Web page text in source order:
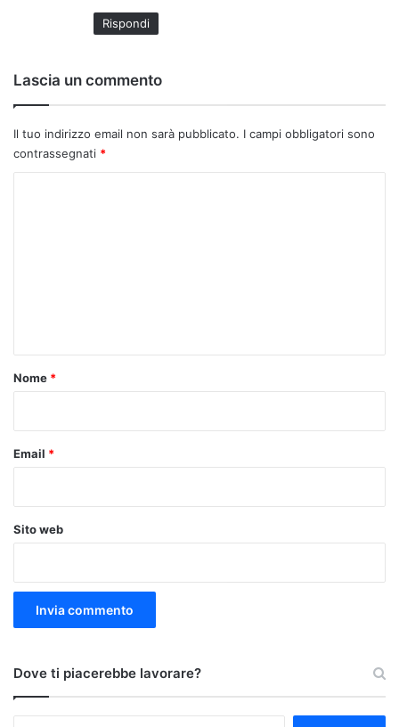
t
o
Rispondi
Lascia un commento
Il tuo indirizzo email non sarà pubblicato. I campi obbligatori sono
contrassegnati *
o
Nome *
Email *
Sito web
Dove ti piacerebbe lavorare?